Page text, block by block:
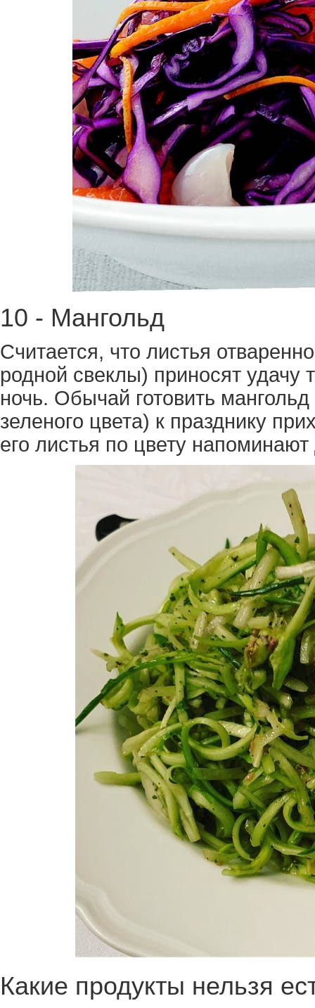
10 - Мангольд
Считается, что листья
родной свеклы) приносят удачу
ночь. Обычай готовить
зеленого цвета) к празднику
его листья по цвету
Какие продукты нельзя